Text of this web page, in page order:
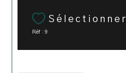
Sélectionner
Réf : 9